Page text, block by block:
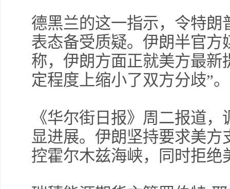
德黑兰的这一指示，令特朗
表态备受质疑。伊朗半官
称，伊朗方面正就美方最新
定程度上缩小了双方分歧”。
《华尔街日报》周二报道
显进展。伊朗坚持要求美
控霍尔木兹海峡，同时拒
许